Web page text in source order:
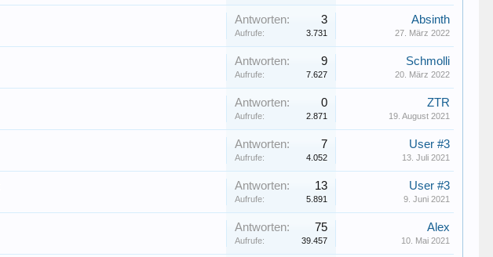
Antworten: 3
Aufrufe: 3.731
Absinth
27. März 2022
Antworten: 9
Aufrufe: 7.627
Schmolli
20. März 2022
Antworten: 0
Aufrufe: 2.871
ZTR
19. August 2021
Antworten: 7
Aufrufe: 4.052
User #3
13. Juli 2021
Antworten: 13
Aufrufe: 5.891
User #3
9. Juni 2021
Antworten: 75
Aufrufe: 39.457
Alex
10. Mai 2021